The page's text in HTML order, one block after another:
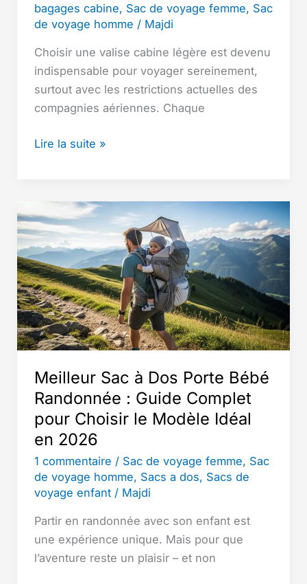
bagages cabine, Sac de voyage femme, Sac
de voyage homme / Majdi
Choisir une valise cabine légère est devenu
indispensable pour voyager sereinement,
surtout avec les restrictions actuelles des
compagnies aériennes. Chaque
Valise
comment
choisir
+
comparatif
des
meilleurs
modèles
(guide
Lire la suite »
Meilleur Sac à Dos Porte Bébé
Randonnée : Guide Complet
pour Choisir le Modèle Idéal
en 2026
1 commentaire / Sac de voyage femme, Sac
de voyage homme, Sacs a dos, Sacs de
voyage enfant/ Majdi
Partir en randonnée avec son enfant est
une expérience unique. Mais pour que
l’aventure reste un plaisir – et non